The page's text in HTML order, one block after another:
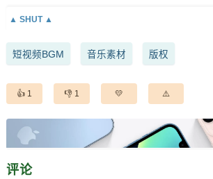
短视频BGM 音乐素材 版权
1 1
评论